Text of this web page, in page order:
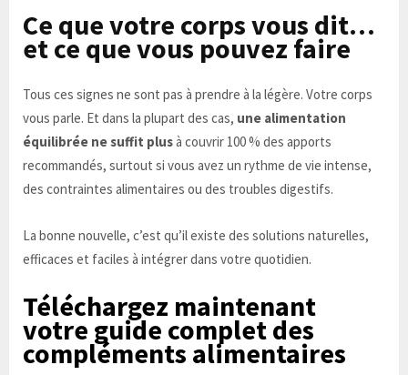
Ce que votre corps vous dit…
et ce que vous pouvez faire
Tous ces signes ne sont pas à prendre à la légère. Votre corps
vous parle. Et dans la plupart des cas, une alimentation
équilibrée ne suffit plusà couvrir 100 % des apports
recommandés, surtout si vous avez un rythme de vie intense,
des contraintes alimentaires ou des troubles digestifs.
La bonne nouvelle, c’est qu’il existe des solutions naturelles,
efficaces et faciles à intégrer dans votre quotidien.
Téléchargez maintenant
votre guide complet des
compléments alimentaires